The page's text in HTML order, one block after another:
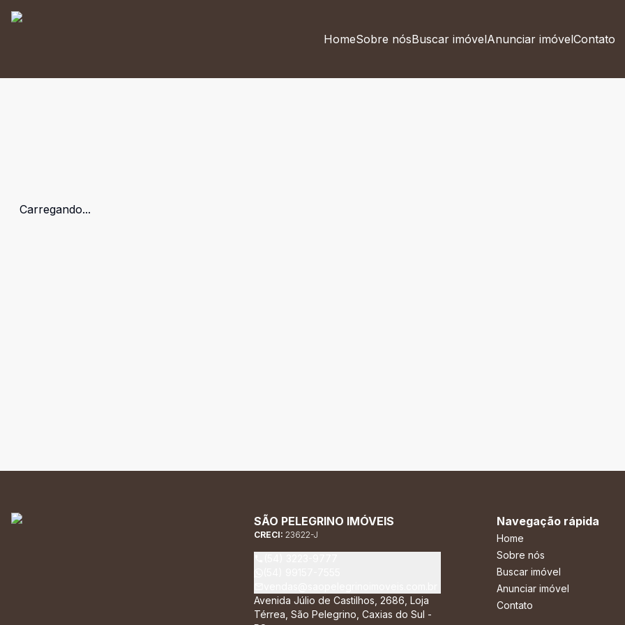
HomeSobre nósBuscar imóvelAnunciar imóvelContato
Carregando...
SÃO PELEGRINO IMÓVEIS
CRECI: 23622-J
Avenida Júlio de Castilhos, 2686, Loja
Térrea, São Pelegrino, Caxias do Sul -
Navegação rápida
Home
Sobre nós
Buscar imóvel
Anunciar imóvel
Contato